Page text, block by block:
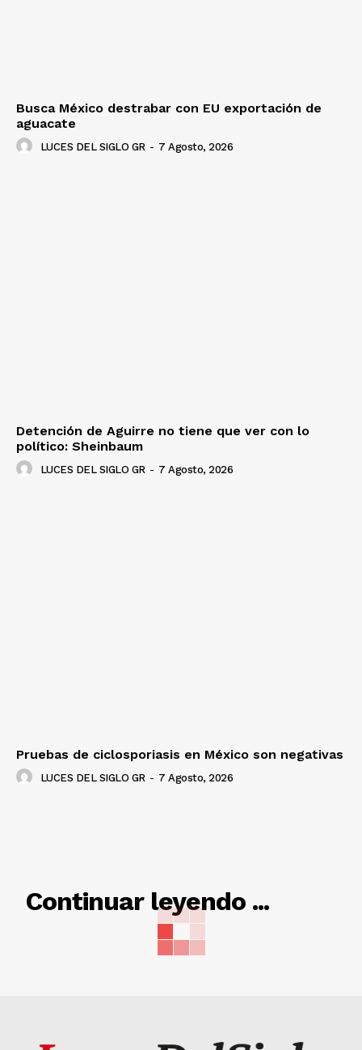
Busca México destrabar con EU exportación de
aguacate
LUCES DEL SIGLO GR - 7 Agosto, 2026
Detención de Aguirre no tiene que ver con lo
político: Sheinbaum
LUCES DEL SIGLO GR - 7 Agosto, 2026
Pruebas de ciclosporiasis en México son negativas
LUCES DEL SIGLO GR - 7 Agosto, 2026
Continuar leyendo ...
RELACIONADO